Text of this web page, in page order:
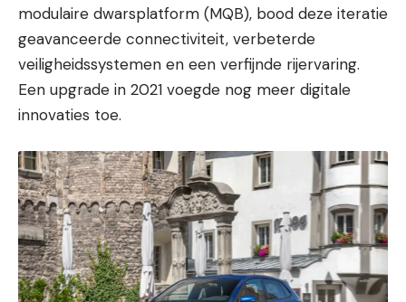
modulaire dwarsplatform (MQB), bood deze iteratie
geavanceerde connectiviteit, verbeterde
veiligheidssystemen en een verfijnde rijervaring.
Een upgrade in 2021 voegde nog meer digitale
innovaties toe.